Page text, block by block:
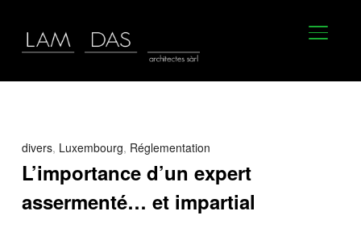
divers, Luxembourg, Réglementation
L’importance d’un expert
assermenté… et impartial